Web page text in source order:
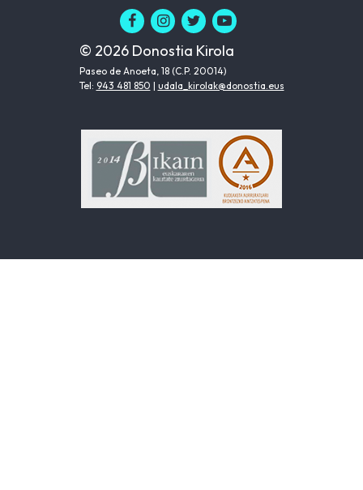
© 2026 Donostia Kirola
Paseo de Anoeta, 18 (C.P. 20014)
Tel: 943 481 850 | udala_kirolak@donostia.eus